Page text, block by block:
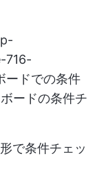
716-
ードでの条件
ードの条件チ
で条件チェッ